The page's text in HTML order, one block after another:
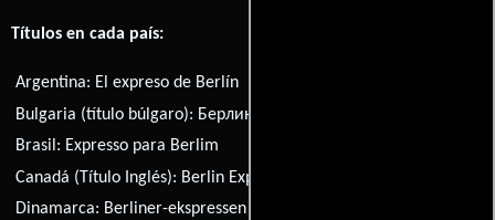
Títulos en cada país:
Argentina: El expreso de Berlín
Bulgaria (título búlgaro): Берлин експрес
Brasil: Expresso para Berlim
Canadá (Título Inglés): Berlin Express
Dinamarca: Berliner-ekspressen